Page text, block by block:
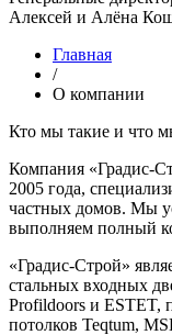
Алексей и Алёна
Главная
/
О компании
Кто мы такие и что
Компания «Градис-
2005 года,
частных домов. Мы
выполняем полный
«Градис-Строй»
стальных входных
Profildoors и ESTET,
потолков Teqtum,